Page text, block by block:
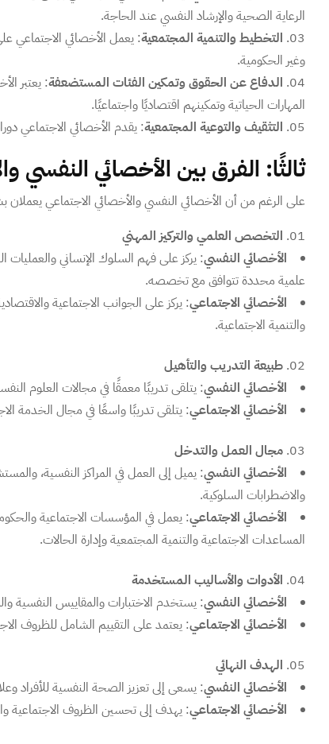
الرعاية الصحية والإرشاد النفسي عند الحاجة.
التخطيط والتنمية المجتمعية: يعمل الأخصائي الاجتماعي
وغير الحكومية.
الدفاع عن الحقوق وتمكين الفئات المستضعفة: يعتبر
المهارات الحياتية وتمكينهم اقتصاديًا واجتماعيًا.
التثقيف والتوعية المجتمعية: يقدم الأخصائي الاجتماعي
ثالثًا: الفرق بين الأخصائي النفسي
على الرغم من أن الأخصائي النفسي والأخصائي الاجتماعي يعملان
التخصص العلمي والتركيز المهني
الأخصائي النفسي: يركز على فهم السلوك الإنساني
علمية محددة تتوافق مع تخصصه.
الأخصائي الاجتماعي: يركز على الجوانب الاجتماعية
والتنمية الاجتماعية.
طبيعة التدريب والتأهيل
الأخصائي النفسي: يتلقى تدريبًا معمقًا في مجالات العلوم
الأخصائي الاجتماعي: يتلقى تدريبًا واسعًا في مجال الخدمة
مجال العمل والتدخل
الأخصائي النفسي: يميل إلى العمل في المراكز النفسية،
والاضطرابات السلوكية.
الأخصائي الاجتماعي: يعمل في المؤسسات الاجتماعية
المساعدات الاجتماعية والتنمية المجتمعية وإدارة الحالات.
الأدوات والأساليب المستخدمة
الأخصائي النفسي: يستخدم الاختبارات والمقاييس النفسية
الأخصائي الاجتماعي: يعتمد على التقييم الشامل للظروف
الهدف النهائي
الأخصائي النفسي: يسعى إلى تعزيز الصحة النفسية للأفراد
الأخصائي الاجتماعي: يهدف إلى تحسين الظروف الاجتماعية